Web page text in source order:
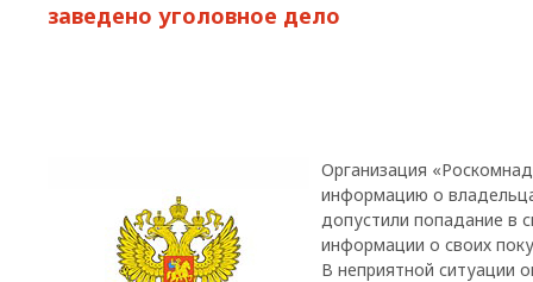
заведено уголовное дело
Организация
информацию о
допустили попадание в
информации о своих
В неприятной ситуации